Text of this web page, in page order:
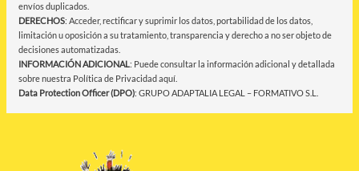
envíos duplicados.
DERECHOS: Acceder, rectificar y suprimir los datos, portabilidad de los datos,
limitación u oposición a su tratamiento, transparencia y derecho a no ser objeto de
decisiones automatizadas.
INFORMACIÓN ADICIONAL: Puede consultar la información adicional y detallada
sobre nuestra Política de Privacidadaquí
Data Protection Officer (DPO): GRUPO ADAPTALIA LEGAL – FORMATIVO S.L.